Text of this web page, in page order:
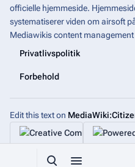
officielle hjemmeside.
systematiserer viden om airsoft
Mediawikiscontent management
Privatlivspolitik
Forbehold
Edit this text on